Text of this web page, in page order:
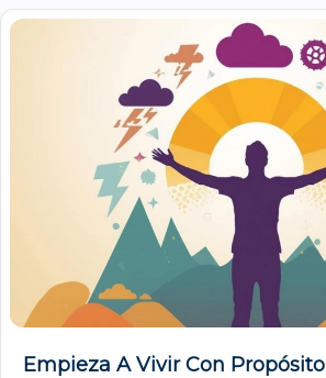
Empieza A Vivir Con Propósito